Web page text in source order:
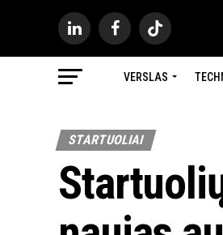
VERSLAS
STARTUOLIAI